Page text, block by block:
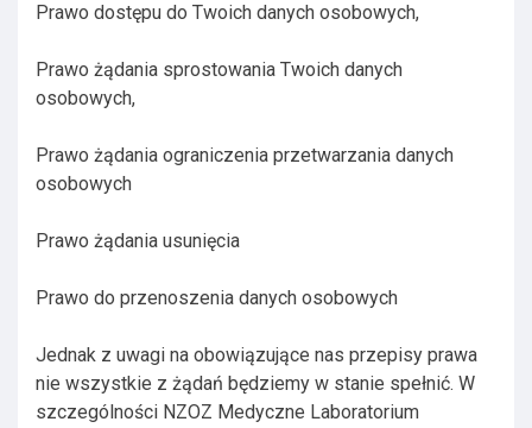
Prawo dostępu do Twoich danych osobowych,
Prawo żądania sprostowania Twoich danych
osobowych,
Prawo żądania ograniczenia przetwarzania danych
osobowych
Prawo żądania usunięcia
Prawo do przenoszenia danych osobowych
Jednak z uwagi na obowiązujące nas przepisy prawa
nie wszystkie z żądań będziemy w stanie spełnić. W
szczególności NZOZ Medyczne Laboratorium